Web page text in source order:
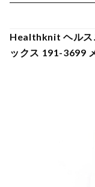
Healthknit ヘルス
ックス 191-3699